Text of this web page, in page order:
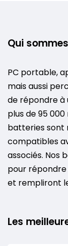
Qui
PC portable,
mais aussi
de répondre à
plus de 95
batteries sont
compatibles
associés. Nos
pour
et rempliront
Les